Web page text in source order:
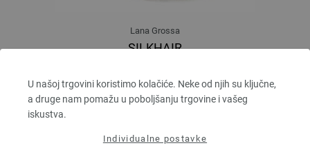
U našoj trgovini koristimo kolačiće. Neke od njih su ključne,
a druge nam pomažu u poboljšanju trgovine i vašeg
iskustva.
Individualne postavke
Lana Grossa
SILKHAIR
Dužina: otprilike 210 m / 25 g
Većina igle: 4,5 - 5
bez PDV-a, dodatno troškovi za dostavu, Osnovna cijena: